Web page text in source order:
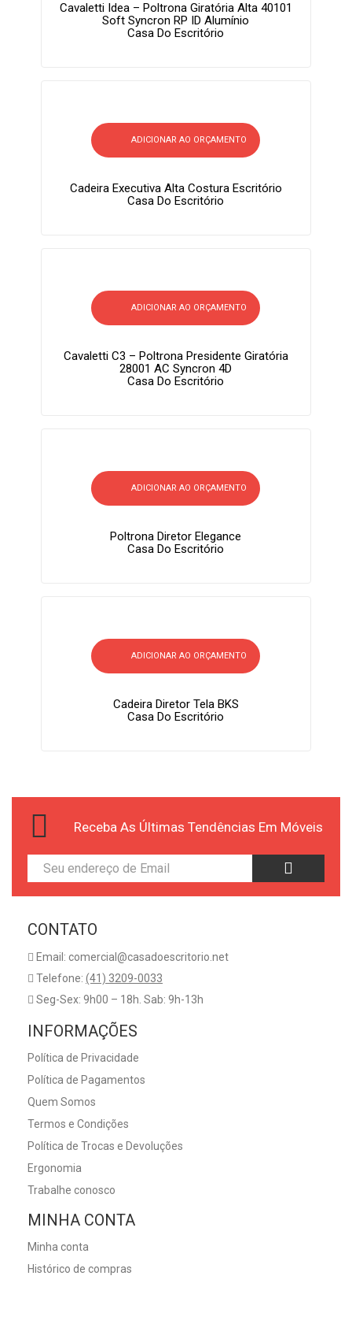
Cavaletti Idea – Poltrona Giratória Alta 40101
Soft Syncron RP ID Alumínio
Casa Do Escritório
ADICIONAR AO ORÇAMENTO
Cadeira Executiva Alta Costura Escritório
Casa Do Escritório
ADICIONAR AO ORÇAMENTO
Cavaletti C3 – Poltrona Presidente Giratória
28001 AC Syncron 4D
Casa Do Escritório
ADICIONAR AO ORÇAMENTO
Poltrona Diretor Elegance
Casa Do Escritório
ADICIONAR AO ORÇAMENTO
Cadeira Diretor Tela BKS
Casa Do Escritório
Receba As Últimas Tendências Em Móveis
CONTATO
Email: comercial@casadoescritorio.net
Telefone: (41) 3209-0033
Seg-Sex: 9h00 – 18h. Sab: 9h-13h
INFORMAÇÕES
Política de Privacidade
Política de Pagamentos
Quem Somos
Termos e Condições
Política de Trocas e Devoluções
Ergonomia
Trabalhe conosco
MINHA CONTA
Minha conta
Histórico de compras